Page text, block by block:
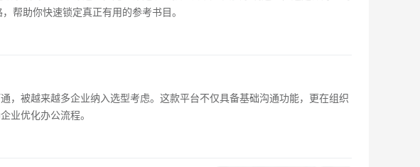
帮助你快速锁定真正有用的参考书目。
，被越来越多企业纳入选型考虑。这款平台不仅具备基础沟通功能，更在组织
业优化办公流程。